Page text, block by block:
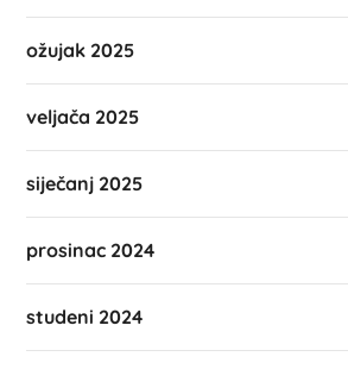
ožujak 2025
veljača 2025
siječanj 2025
prosinac 2024
studeni 2024